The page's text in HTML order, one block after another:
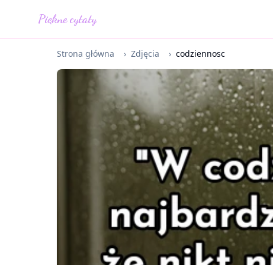
Piękne cytaty
Strona główna › Zdjęcia › codziennosc